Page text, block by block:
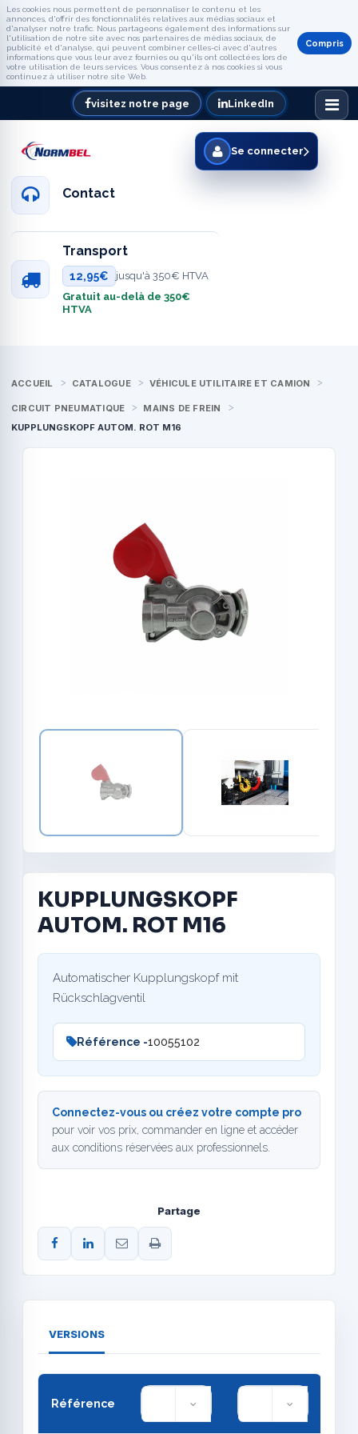
Les cookies nous permettent de personnaliser le contenu et les
annonces, d'offrir des fonctionnalités relatives aux médias sociaux et
d'analyser notre trafic. Nous partageons également des informations sur
l'utilisation de notre site avec nos partenaires de médias sociaux, de
publicité et d'analyse, qui peuvent combiner celles-ci avec d'autres
informations que vous leur avez fournies ou qu'ils ont collectées lors de
votre utilisation de leurs services. Vous consentez à nos cookies si vous
continuez à utiliser notre site Web.
Compris
visitez notre page LinkedIn
Contact
Transport
12,95€
jusqu'à 350€ HTVA
Gratuit au-delà de 350€
HTVA
Se connecter
ACCUEIL CATALOGUE VÉHICULE UTILITAIRE ET CAMION
CIRCUIT PNEUMATIQUE
MAINS DE FREIN
KUPPLUNGSKOPF AUTOM. ROT M16
KUPPLUNGSKOPF
AUTOM. ROT M16
Automatischer Kupplungskopf mit
Rückschlagventil
Référence -10055102
Connectez-vous ou créez votre compte pro
pour voir vos prix, commander en ligne et accéder
aux conditions réservées aux professionnels.
Partage
VERSIONS
Référence